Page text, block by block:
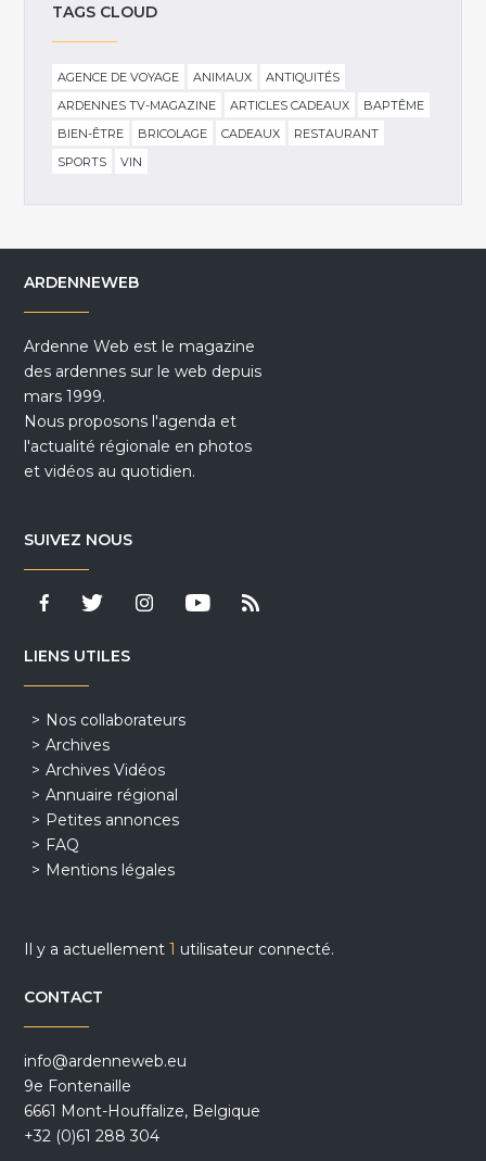
TAGS CLOUD
AGENCE DE VOYAGE ANIMAUX
ANTIQUITÉS
ARDENNES TV-MAGAZINE
ARTICLES CADEAUX
BAPTÊME
BIEN-ÊTRE
BRICOLAGE CADEAUX
RESTAURANT
SPORTS
VIN
ARDENNEWEB
Ardenne Web est le magazine
des ardennes sur le web depuis
mars 1999.
Nous proposons l'agenda et
l'actualité régionale en photos
et vidéos au quotidien.
SUIVEZ NOUS
LIENS UTILES
Nos collaborateurs
Archives
Archives Vidéos
Annuaire régional
Petites annonces
FAQ
Mentions légales
Il y a actuellement1 utilisateur connecté.
CONTACT
info@ardenneweb.eu
9e Fontenaille
6661 Mont-Houffalize, Belgique
+32 (0)61 288 304